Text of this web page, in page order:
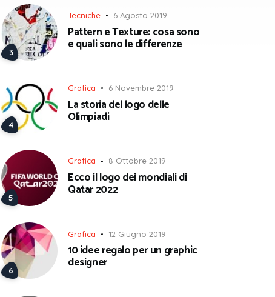
Tecniche 6 Agosto 2019
Pattern e Texture: cosa sono
e quali sono le differenze
Grafica 6 Novembre 2019
La storia del logo delle
Olimpiadi
Grafica 8 Ottobre 2019
Ecco il logo dei mondiali di
Qatar 2022
Grafica 12 Giugno 2019
10 idee regalo per un graphic
designer